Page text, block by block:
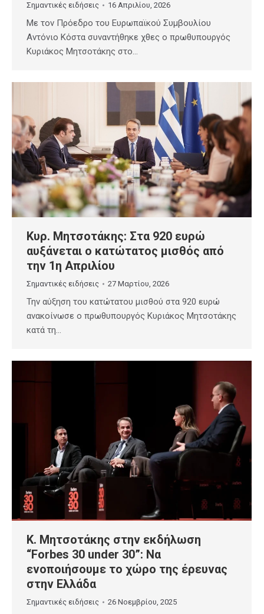
Σημαντικές ειδήσεις 16 Απριλίου, 2026
Με τον Πρόεδρο του Ευρωπαϊκού Συμβουλίου
Αντόνιο Κόστα συναντήθηκε χθες ο πρωθυπουργός
Κυριάκος Μητσοτάκης στο…
Κυρ. Μητσοτάκης: Στα 920 ευρώ
αυξάνεται ο κατώτατος μισθός από
την 1η Απριλίου
Σημαντικές ειδήσεις 27 Μαρτίου, 2026
Την αύξηση του κατώτατου μισθού στα 920 ευρώ
ανακοίνωσε ο πρωθυπουργός Κυριάκος Μητσοτάκης
κατά τη…
Κ. Μητσοτάκης στην εκδήλωση
“Forbes 30 under 30”: Να
ενοποιήσουμε το χώρο της έρευνας
στην Ελλάδα
Σημαντικές ειδήσεις 26 Νοεμβρίου, 2025